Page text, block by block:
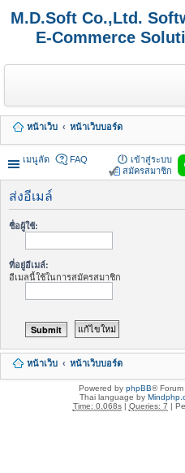
M.D.Soft Co.,Ltd.
E-Commerce
หน้าเว็บ
หน้าเว็บบอร์ด
เมนูลัด
FAQ
เข้าสู่ระบบ
สมัครสมาชิก
ส่งอีเมล์
ชื่อผู้ใช้:
ที่อยู่อีเมล์:
อีเมลนี้ใช้ในการสมัครสมาชิก
หน้าเว็บ หน้าเว็บบอร์ด
Powered by phpBB®
Thai language by
Time: 0.068s| Queries: 7 |